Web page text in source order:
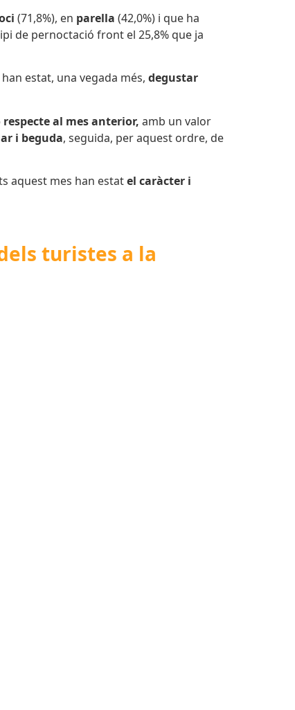
(71,8%), en parella (42,0%) i que ha
de pernoctació front el 25,8% que ja
estat, una vegada més, degustar
al mes anterior, amb un valor
i beguda, seguida, per aquest ordre, de
aquest mes han estatel caràcter i
turistes a la